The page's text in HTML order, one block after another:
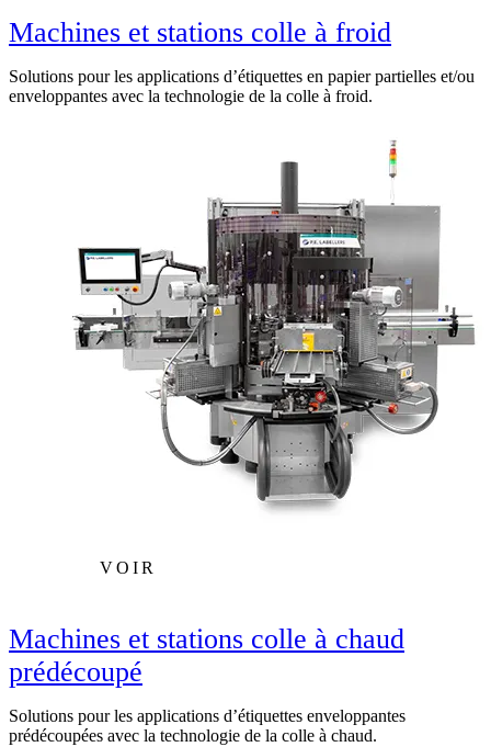
Machines et stations colle à froid
Solutions pour les applications d’étiquettes en papier partielles et/ou
enveloppantes avec la technologie de la colle à froid.
VOIR
Machines et stations colle à chaud
prédécoupé
Solutions pour les applications d’étiquettes enveloppantes
prédécoupées avec la technologie de la colle à chaud.